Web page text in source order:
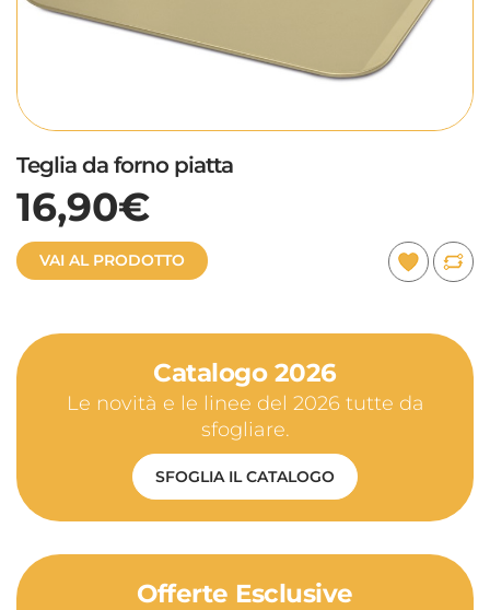
Teglia da forno piatta
16,90€
VAI AL PRODOTTO
Catalogo 2026
Le novità e le linee del 2026 tutte da
sfogliare.
SFOGLIA IL CATALOGO
Offerte Esclusive